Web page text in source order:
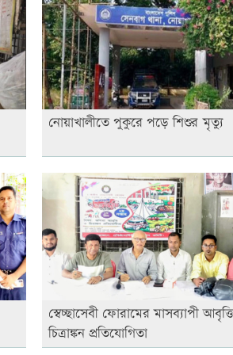
নোয়াখালীতে পুকুরে পড়ে শিশুর মৃত্যু
স্বেচ্ছাসেবী ফোরামের মাসব্যাপী আবৃত্তি
চিত্রাঙ্কন প্রতিযোগিতা